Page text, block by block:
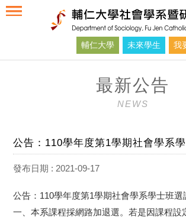
輔仁大學 未來學生 我
最新公告
NEWS
公告：110學年度第1學期社會學系
發布日期 : 2021-09-17
公告：110學年度第1學期社會學系學士班選
一、本系課程採網路加退選。若是因課程設